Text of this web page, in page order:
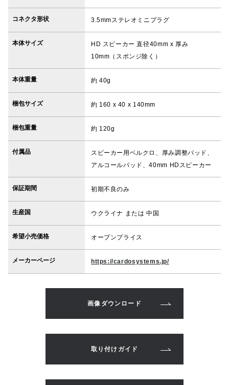
コネクタ形状 3.5mmステレオミニプラグ
本体サイズ
HD スピーカー 直径40mm x 厚み
10mm（スポンジ除く）
本体重量 約 40g
梱包サイズ 約 160 x 40 x 140mm
梱包重量 約 120g
付属品
スピーカー用ベルクロ、厚み調整パッド、
アルコールパッド、40mm HDスピーカー
保証期間 初期不良のみ
生産国 ウクライナ または 中国
希望小売価格 オープンプライス
メーカーページ https://cardosystems.jp/
画像ダウンロード
取り付けガイド